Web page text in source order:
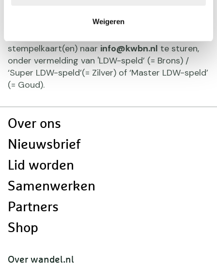
Weigeren
Om te bewijzen dat je dit aantal Long Distance
stempelkaart(en) naar info@kwbn.nl te sturen,
onder vermelding van 'LDW-speld’ (= Brons) /
‘Super LDW-speld’(= Zilver) of ‘Master LDW-speld’
(= Goud).
Doormat
Over ons
Nieuwsbrief
Lid worden
Samenwerken
Partners
Shop
Over wandel.nl